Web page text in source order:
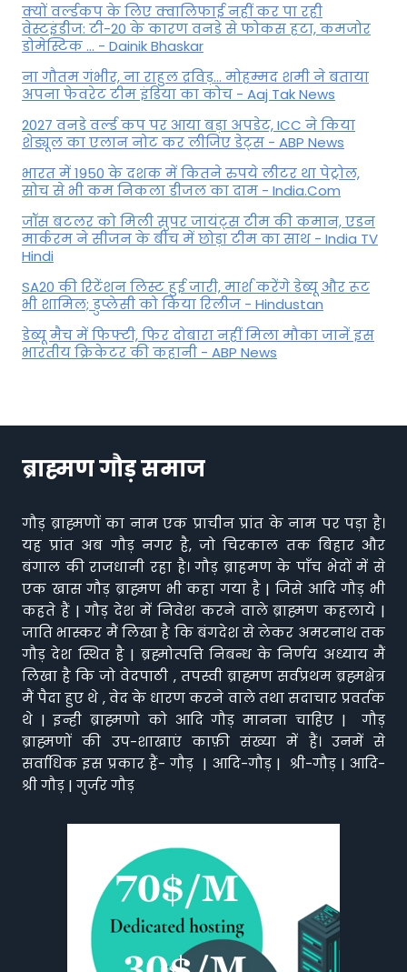
क्यों वर्ल्डकप के लिए क्वालिफाई नहीं कर पा रही
वेस्टइंडीज: टी-20 के कारण वनडे से फोकस हटा, कमजोर
डोमेस्टिक ... - Dainik Bhaskar
ना गौतम गंभीर, ना राहुल द्रव‍िड़... मोहम्मद शमी ने बताया
अपना फेवरेट टीम इंड‍िया का कोच - Aaj Tak News
2027 वनडे वर्ल्ड कप पर आया बड़ा अपडेट, ICC ने किया
शेड्यूल का एलान नोट कर लीजिए डेट्स - ABP News
भारत में 1950 के दशक में कितने रुपये लीटर था पेट्रोल,
सोच से भी कम निकला डीजल का दाम - India.Com
जॉस बटलर को मिली सुपर जायंट्स टीम की कमान, एडन
मार्करम ने सीजन के बीच में छोड़ा टीम का साथ - India TV
Hindi
SA20 की रिटेंशन लिस्ट हुई जारी, मार्श करेंगे डेब्यू और रूट
भी शामिल; डुप्लेसी को किया रिलीज - Hindustan
डेब्यू मैच में फिफ्टी, फिर दोबारा नहीं मिला मौका जानें इस
भारतीय क्रिकेटर की कहानी - ABP News
ब्राह्मण गौड़ समाज
गौड़ ब्राह्मणों का नाम एक प्राचीन प्रांत के नाम पर पड़ा है।
यह प्रांत अब गौड़ नगर है, जो चिरकाल तक बिहार और
बंगाल की राजधानी रहा है। गौड़ ब्राहमण के पाँच भेदों में से
एक खास गौड़ ब्राह्मण भी कहा गया है | जिसे आदि गौड़ भी
कहते हैं | गौड़ देश में निवेश करने वाले ब्राह्मण कहलाये |
जाति भास्कर मैं लिखा है कि बंगदेश से लेकर अमरनाथ तक
गौड़ देश स्थित है | ब्रह्मोत्पत्ति निबन्ध के निर्णय अध्याय मैं
लिखा है कि जो वेदपाठी , तपस्वी ब्राह्मण सर्वप्रथम ब्रह्मक्षेत्र
मैं पैदा हुए थे , वेद के धारण करने वाले तथा सदाचार प्रवर्तक
थे | इन्ही ब्राह्मणो को आदि गौड़ मानना चाहिए | गौड़
ब्राह्मणों की उप-शाखाएं काफ़ी संख्या में हैं। उनमें से
सर्वाधिक इस प्रकार हैं- गौड़ | आदि-गौड़ | श्री-गौड़ | आदि-
श्री गौड़ | गुर्जर गौड़